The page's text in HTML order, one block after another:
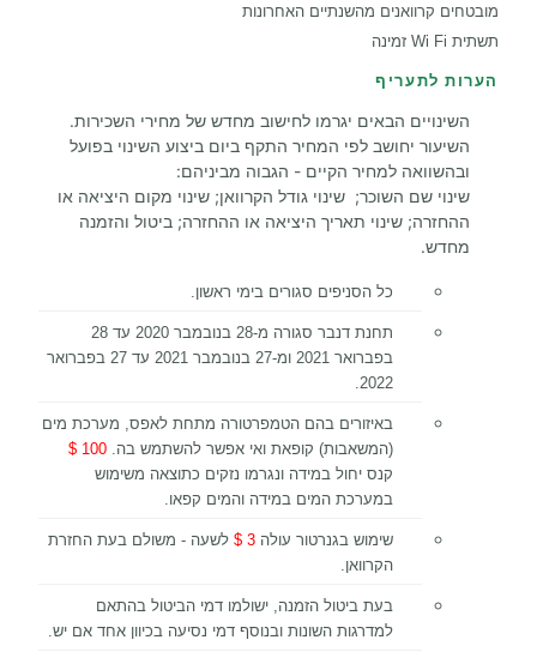
מובטחים קרוואנים מהשנתיים האחרונות
תשתית Wi Fi זמינה
הערות לתעריף
השינויים הבאים יגרמו לחישוב מחדש של מחירי השכירות.
השיעור יחושב לפי המחיר התקף ביום ביצוע השינוי בפועל
ובהשוואה למחיר הקיים - הגבוה מביניהם:
שינוי שם השוכר; שינוי גודל הקרוואן; שינוי מקום היציאה או
ההחזרה; שינוי תאריך היציאה או ההחזרה; ביטול והזמנה
מחדש.
כל הסניפים סגורים בימי ראשון.
תחנת דנבר סגורה מ-28 בנובמבר 2020 עד 28
בפברואר 2021 ומ-27 בנובמבר 2021 עד 27 בפברואר
2022.
באיזורים בהם הטמפרטורה מתחת לאפס, מערכת מים
(המשאבות) קופאת ואי אפשר להשתמש בה. 100 $
קנס יחול במידה ונגרמו נזקים כתוצאה משימוש
במערכת המים במידה והמים קפאו.
שימוש בגנרטור עולה 3 $
לשעה - משולם בעת החזרת
הקרוואן.
בעת ביטול הזמנה, ישולמו דמי הביטול בהתאם
למדרגות השונות ובנוסף דמי נסיעה בכיוון אחד אם יש.